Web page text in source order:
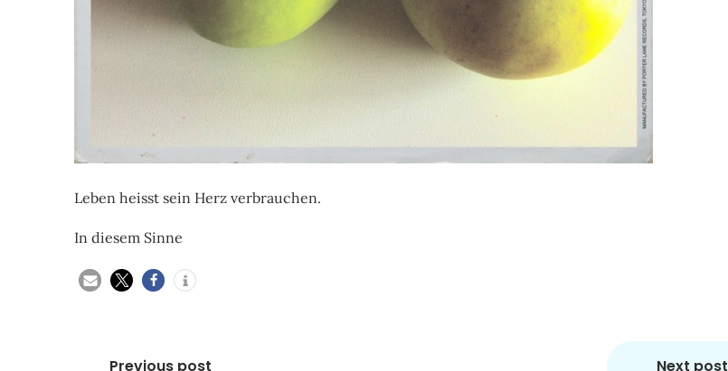
Leben heisst sein Herz verbrauchen.
In diesem Sinne
Beitragsnavigation
Previous post Next post